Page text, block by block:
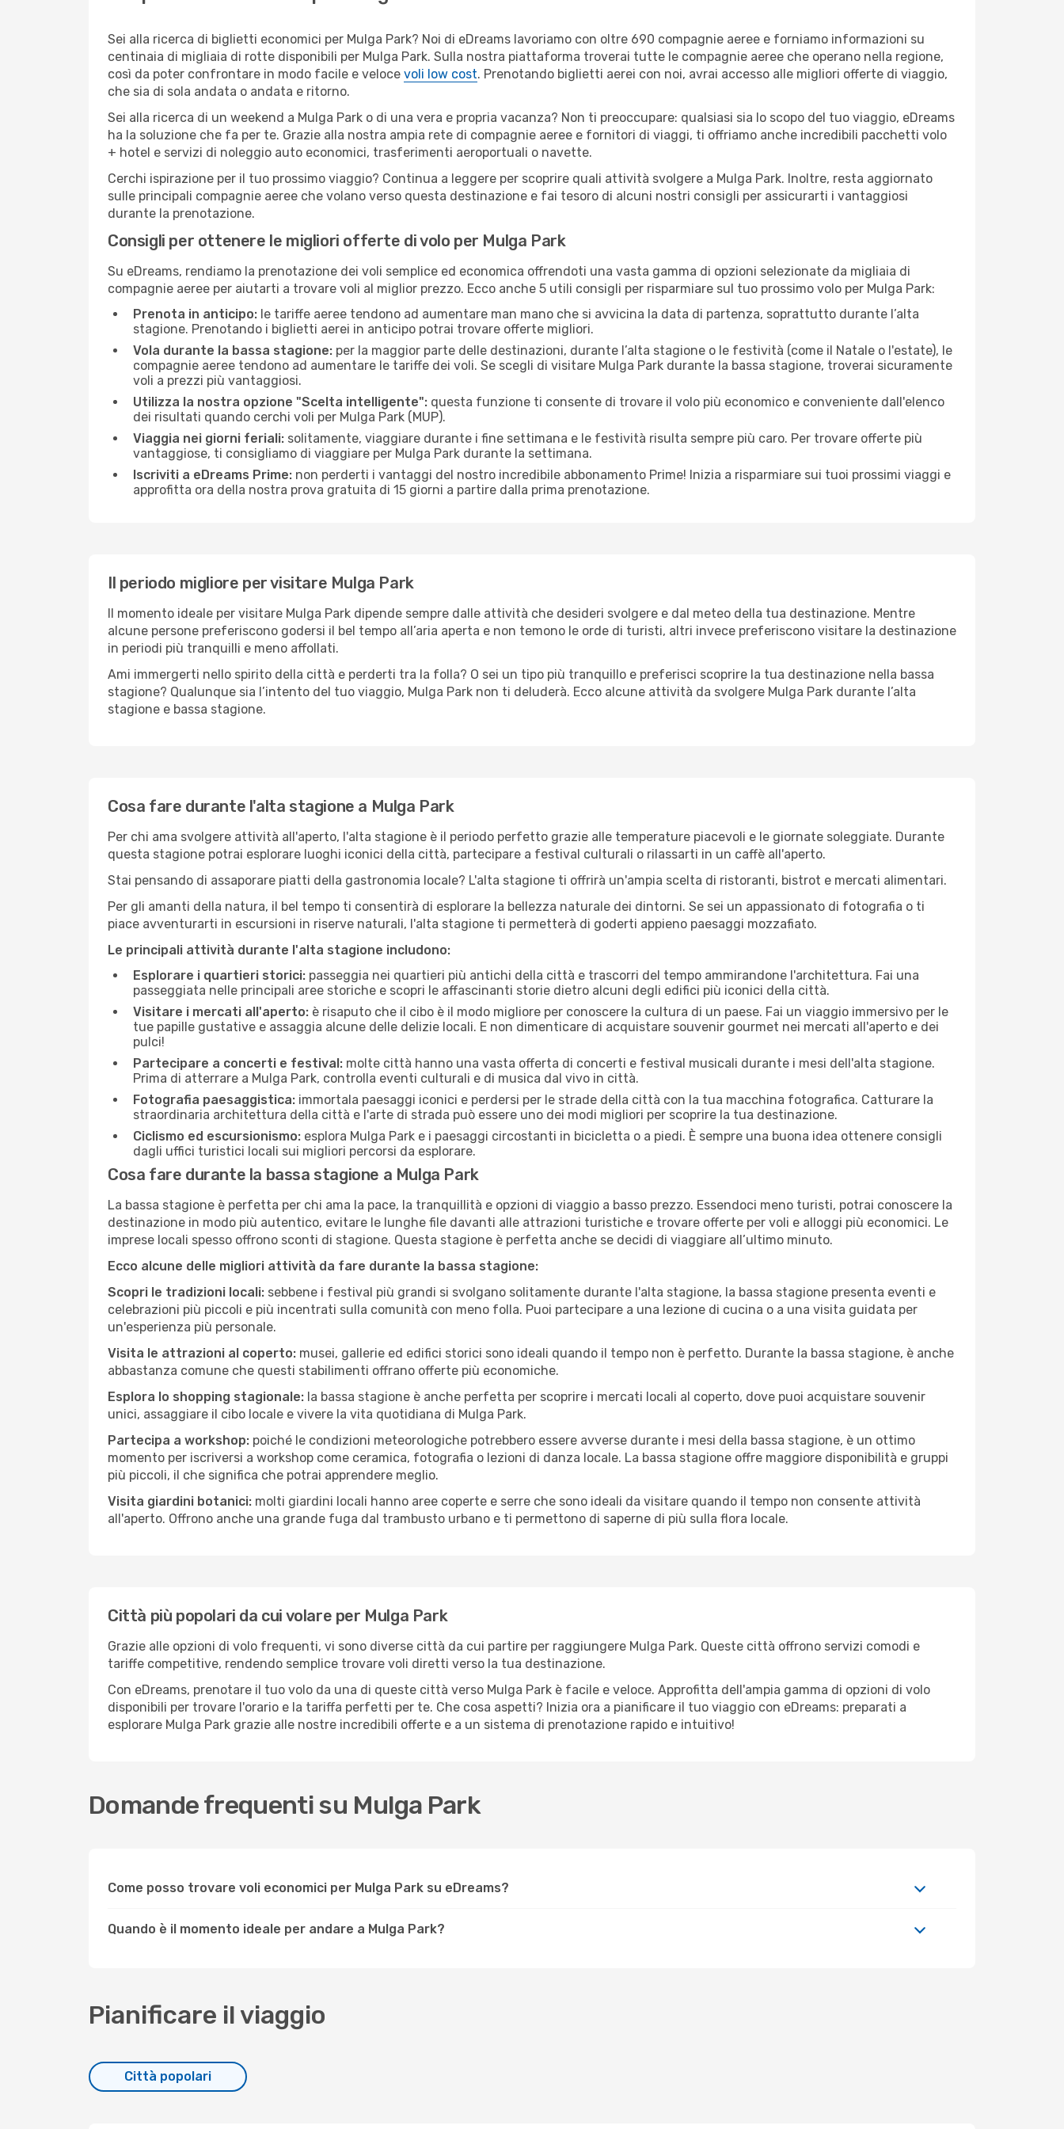
Sei alla ricerca di biglietti economici per Mulga Park? Noi di eDreams lavoriamo con oltre 690 compagnie aeree e forniamo informazioni su
centinaia di migliaia di rotte disponibili per Mulga Park. Sulla nostra piattaforma troverai tutte le compagnie aeree che operano nella regione,
così da poter confrontare in modo facile e veloce voli low cost. Prenotando biglietti aerei con noi, avrai accesso alle migliori offerte di viaggio,
che sia di sola andata o andata e ritorno.
Sei alla ricerca di un weekend a Mulga Park o di una vera e propria vacanza? Non ti preoccupare: qualsiasi sia lo scopo del tuo viaggio, eDreams
ha la soluzione che fa per te. Grazie alla nostra ampia rete di compagnie aeree e fornitori di viaggi, ti offriamo anche incredibili pacchetti volo
+ hotel e servizi di noleggio auto economici, trasferimenti aeroportuali o navette.
Cerchi ispirazione per il tuo prossimo viaggio? Continua a leggere per scoprire quali attività svolgere a Mulga Park. Inoltre, resta aggiornato
sulle principali compagnie aeree che volano verso questa destinazione e fai tesoro di alcuni nostri consigli per assicurarti i vantaggiosi
durante la prenotazione.
Consigli per ottenere le migliori offerte di volo per Mulga Park
Su eDreams, rendiamo la prenotazione dei voli semplice ed economica offrendoti una vasta gamma di opzioni selezionate da migliaia di
compagnie aeree per aiutarti a trovare voli al miglior prezzo. Ecco anche 5 utili consigli per risparmiare sul tuo prossimo volo per Mulga Park:
Prenota in anticipo: le tariffe aeree tendono ad aumentare man mano che si avvicina la data di partenza, soprattutto durante l’alta
stagione. Prenotando i biglietti aerei in anticipo potrai trovare offerte migliori.
Vola durante la bassa stagione: per la maggior parte delle destinazioni, durante l’alta stagione o le festività (come il Natale o l'estate), le
compagnie aeree tendono ad aumentare le tariffe dei voli. Se scegli di visitare Mulga Park durante la bassa stagione, troverai sicuramente
voli a prezzi più vantaggiosi.
Utilizza la nostra opzione "Scelta intelligente": questa funzione ti consente di trovare il volo più economico e conveniente dall'elenco
dei risultati quando cerchi voli per Mulga Park (MUP).
Viaggia nei giorni feriali: solitamente, viaggiare durante i fine settimana e le festività risulta sempre più caro. Per trovare offerte più
vantaggiose, ti consigliamo di viaggiare per Mulga Park durante la settimana.
Iscriviti a eDreams Prime: non perderti i vantaggi del nostro incredibile abbonamento Prime! Inizia a risparmiare sui tuoi prossimi viaggi e
approfitta ora della nostra prova gratuita di 15 giorni a partire dalla prima prenotazione.
Il periodo migliore per visitare Mulga Park
Il momento ideale per visitare Mulga Park dipende sempre dalle attività che desideri svolgere e dal meteo della tua destinazione. Mentre
alcune persone preferiscono godersi il bel tempo all’aria aperta e non temono le orde di turisti, altri invece preferiscono visitare la destinazione
in periodi più tranquilli e meno affollati.
Ami immergerti nello spirito della città e perderti tra la folla? O sei un tipo più tranquillo e preferisci scoprire la tua destinazione nella bassa
stagione? Qualunque sia l’intento del tuo viaggio, Mulga Park non ti deluderà. Ecco alcune attività da svolgere Mulga Park durante l’alta
stagione e bassa stagione.
Cosa fare durante l'alta stagione a Mulga Park
Per chi ama svolgere attività all'aperto, l'alta stagione è il periodo perfetto grazie alle temperature piacevoli e le giornate soleggiate. Durante
questa stagione potrai esplorare luoghi iconici della città, partecipare a festival culturali o rilassarti in un caffè all'aperto.
Stai pensando di assaporare piatti della gastronomia locale? L'alta stagione ti offrirà un'ampia scelta di ristoranti, bistrot e mercati alimentari.
Per gli amanti della natura, il bel tempo ti consentirà di esplorare la bellezza naturale dei dintorni. Se sei un appassionato di fotografia o ti
piace avventurarti in escursioni in riserve naturali, l'alta stagione ti permetterà di goderti appieno paesaggi mozzafiato.
Le principali attività durante l'alta stagione includono:
Esplorare i quartieri storici: passeggia nei quartieri più antichi della città e trascorri del tempo ammirandone l'architettura. Fai una
passeggiata nelle principali aree storiche e scopri le affascinanti storie dietro alcuni degli edifici più iconici della città.
Visitare i mercati all'aperto: è risaputo che il cibo è il modo migliore per conoscere la cultura di un paese. Fai un viaggio immersivo per le
tue papille gustative e assaggia alcune delle delizie locali. E non dimenticare di acquistare souvenir gourmet nei mercati all'aperto e dei
pulci!
Partecipare a concerti e festival: molte città hanno una vasta offerta di concerti e festival musicali durante i mesi dell'alta stagione.
Prima di atterrare a Mulga Park, controlla eventi culturali e di musica dal vivo in città.
Fotografia paesaggistica: immortala paesaggi iconici e perdersi per le strade della città con la tua macchina fotografica. Catturare la
straordinaria architettura della città e l'arte di strada può essere uno dei modi migliori per scoprire la tua destinazione.
Ciclismo ed escursionismo: esplora Mulga Park e i paesaggi circostanti in bicicletta o a piedi. È sempre una buona idea ottenere consigli
dagli uffici turistici locali sui migliori percorsi da esplorare.
Cosa fare durante la bassa stagione a Mulga Park
La bassa stagione è perfetta per chi ama la pace, la tranquillità e opzioni di viaggio a basso prezzo. Essendoci meno turisti, potrai conoscere la
destinazione in modo più autentico, evitare le lunghe file davanti alle attrazioni turistiche e trovare offerte per voli e alloggi più economici. Le
imprese locali spesso offrono sconti di stagione. Questa stagione è perfetta anche se decidi di viaggiare all’ultimo minuto.
Ecco alcune delle migliori attività da fare durante la bassa stagione:
Scopri le tradizioni locali: sebbene i festival più grandi si svolgano solitamente durante l'alta stagione, la bassa stagione presenta eventi e
celebrazioni più piccoli e più incentrati sulla comunità con meno folla. Puoi partecipare a una lezione di cucina o a una visita guidata per
un'esperienza più personale.
Visita le attrazioni al coperto: musei, gallerie ed edifici storici sono ideali quando il tempo non è perfetto. Durante la bassa stagione, è anche
abbastanza comune che questi stabilimenti offrano offerte più economiche.
Esplora lo shopping stagionale: la bassa stagione è anche perfetta per scoprire i mercati locali al coperto, dove puoi acquistare souvenir
unici, assaggiare il cibo locale e vivere la vita quotidiana di Mulga Park.
Partecipa a workshop: poiché le condizioni meteorologiche potrebbero essere avverse durante i mesi della bassa stagione, è un ottimo
momento per iscriversi a workshop come ceramica, fotografia o lezioni di danza locale. La bassa stagione offre maggiore disponibilità e gruppi
più piccoli, il che significa che potrai apprendere meglio.
Visita giardini botanici: molti giardini locali hanno aree coperte e serre che sono ideali da visitare quando il tempo non consente attività
all'aperto. Offrono anche una grande fuga dal trambusto urbano e ti permettono di saperne di più sulla flora locale.
Città più popolari da cui volare per Mulga Park
Grazie alle opzioni di volo frequenti, vi sono diverse città da cui partire per raggiungere Mulga Park. Queste città offrono servizi comodi e
tariffe competitive, rendendo semplice trovare voli diretti verso la tua destinazione.
Con eDreams, prenotare il tuo volo da una di queste città verso Mulga Park è facile e veloce. Approfitta dell'ampia gamma di opzioni di volo
disponibili per trovare l'orario e la tariffa perfetti per te. Che cosa aspetti? Inizia ora a pianificare il tuo viaggio con eDreams: preparati a
esplorare Mulga Park grazie alle nostre incredibili offerte e a un sistema di prenotazione rapido e intuitivo!
Domande frequenti su Mulga Park
Come posso trovare voli economici per Mulga Park su eDreams?
Quando è il momento ideale per andare a Mulga Park?
Pianificare il viaggio
Città popolari